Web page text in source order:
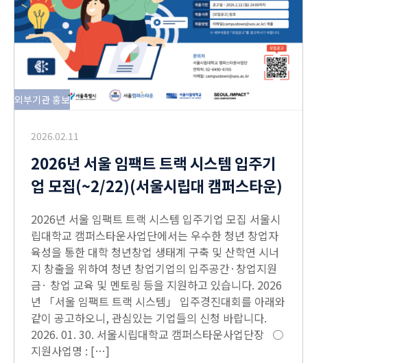
외부기관 홍보
2026.02.11
2026년 서울 임팩트 트랙 시스템 입주기
업 모집(~2/22)(서울시립대 캠퍼스타운)
2026년 서울 임팩트 트랙 시스템 입주기업 모집 서울시
립대학교 캠퍼스타운사업단에서는 우수한 청년 창업자
육성을 통한 대학 청년창업 생태계 구축 및 산학연 시너
지 창출을 위하여 청년 창업기업의 입주공간·창업지원
금· 창업 교육 및 멘토링 등을 지원하고 있습니다. 2026
년 「서울 임팩트 트랙 시스템」 입주경진대회를 아래와
같이 공고하오니, 관심있는 기업들의 신청 바랍니다.
2026. 01. 30. 서울시립대학교 캠퍼스타운사업단장 ○
지원사업명 : […]